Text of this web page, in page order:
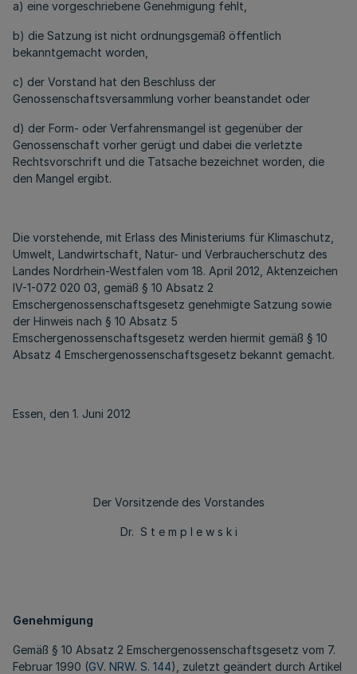
a) eine vorgeschriebene Genehmigung fehlt,
b) die Satzung ist nicht ordnungsgemäß öffentlich
bekanntgemacht worden,
c) der Vorstand hat den Beschluss der
Genossenschaftsversammlung vorher beanstandet oder
d) der Form- oder Verfahrensmangel ist gegenüber der
Genossenschaft vorher gerügt und dabei die verletzte
Rechtsvorschrift und die Tatsache bezeichnet worden, die
den Mangel ergibt.
Die vorstehende, mit Erlass des Ministeriums für Klimaschutz,
Umwelt, Landwirtschaft, Natur- und Verbraucherschutz des
Landes Nordrhein-Westfalen vom 18. April 2012, Aktenzeichen
IV-1-072 020 03, gemäß § 10 Absatz 2
Emschergenossenschaftsgesetz genehmigte Satzung sowie
der Hinweis nach § 10 Absatz 5
Emschergenossenschaftsgesetz werden hiermit gemäß § 10
Absatz 4 Emschergenossenschaftsgesetz bekannt gemacht.
Essen, den 1. Juni 2012
Der Vorsitzende des Vorstandes
Dr. S t e m p l e w s k i
Genehmigung
Gemäß § 10 Absatz 2 Emschergenossenschaftsgesetz vom 7.
Februar 1990 (GV. NRW. S. 144), zuletzt geändert durch Artikel